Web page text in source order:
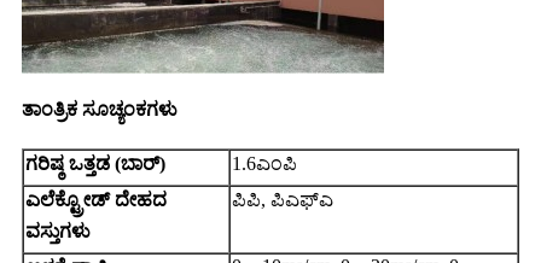
ತಾಂತ್ರಿಕ ಸೂಚ್ಯಂಕಗಳು
ಗರಿಷ್ಠ ಒತ್ತಡ (ಬಾರ್)
1.6ಎಂಪಿ
ಎಲೆಕ್ಟ್ರೋಡ್ ದೇಹದ
ವಸ್ತುಗಳು
ಪಿಪಿ, ಪಿಎಫ್‌ಎ